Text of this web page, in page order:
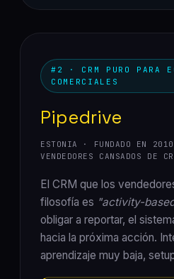
#2 · CRM PURO PARA
COMERCIALES
Pipedrive
ESTONIA · FUNDADO EN
VENDEDORES CANSADOS DE
El CRM que los
filosofía es "activity-
obligar a reportar, el
hacia la próxima acción.
aprendizaje muy baja,